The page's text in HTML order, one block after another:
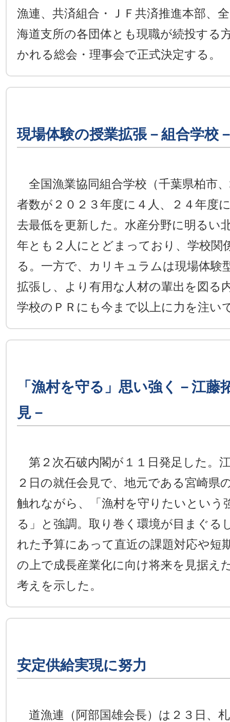
漁連、共済組合・ＪＦ共済推進本部、
海道支所の各団体とも現職が続投する
かれる総会・理事会で正式決定する。
現場体験の授業拡張－組合学校
全国漁業協同組合学校（千葉県柏市
者数が２０２３年度に４人、２４年度
去最低を更新した。水産分野に明るい
年とも２人にとどまっており、学校関
る。一方で、カリキュラムは現場体験
拡張し、より有用な人材の輩出を図る
学校のＰＲにも今まで以上に力を注い
「漁村を守る」思い強く－江藤
見－
第２次石破内閣が１１日発足した。
２日の就任会見で、地元である宮崎県
触れながら、「漁村を守りたいという
る」と強調。取り巻く環境が目まぐる
れた予算にあって直近の課題対応や短
の上で成長産業化に向け将来を見据え
考えを示した。
安定供給実現に努力
道漁連（阿部国雄会長）は２３日、